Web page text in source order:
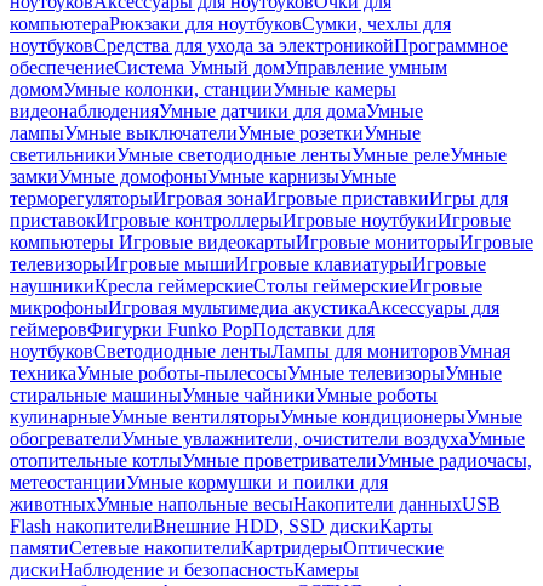
компьютераРюкзаки для ноутбуковСумки, чехлы для
ноутбуковСредства для ухода за электроникойПрограммное
обеспечениеСистема Умный домУправление умным
домомУмные колонки, станцииУмные камеры
видеонаблюденияУмные датчики для домаУмные
лампыУмные выключателиУмные розеткиУмные
светильникиУмные светодиодные лентыУмные релеУмные
замкиУмные домофоныУмные карнизыУмные
терморегуляторыИгровая зонаИгровые приставкиИгры для
приставокИгровые контроллерыИгровые ноутбукиИгровые
компьютеры Игровые видеокартыИгровые мониторыИгровые
телевизорыИгровые мышиИгровые клавиатурыИгровые
наушникиКресла геймерскиеСтолы геймерскиеИгровые
микрофоныИгровая мультимедиа акустикаАксессуары для
геймеровФигурки Funko PopПодставки для
ноутбуковСветодиодные лентыЛампы для мониторовУмная
техникаУмные роботы-пылесосыУмные телевизорыУмные
стиральные машиныУмные чайникиУмные роботы
кулинарныеУмные вентиляторыУмные кондиционерыУмные
обогревателиУмные увлажнители, очистители воздухаУмные
отопительные котлыУмные проветривателиУмные радиочасы,
метеостанцииУмные кормушки и поилки для
животныхУмные напольные весыНакопители данныхUSB
Flash накопителиВнешние HDD, SSD дискиКарты
памятиСетевые накопителиКартридерыОптические
дискиНаблюдение и безопасностьКамеры